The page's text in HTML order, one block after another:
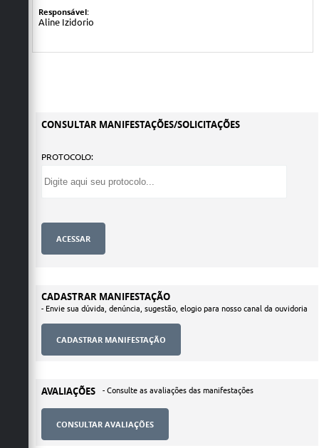
Responsável:
Aline Izidorio
CONSULTAR MANIFESTAÇÕES/SOLICITAÇÕES
PROTOCOLO:
CADASTRAR MANIFESTAÇÃO
- Envie sua dúvida, denúncia, sugestão, elogio para nosso canal da ouvidoria
AVALIAÇÕES - Consulte as avaliações das manifestações
CONSULTAR AVALIAÇÕES